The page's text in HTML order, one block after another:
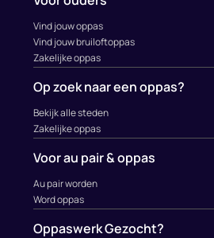
Vind jouw oppas
Vind jouw bruiloftoppas
Zakelijke oppas
Op zoek naar een oppas?
Bekijk alle steden
Zakelijke oppas
Voor au pair & oppas
Au pair worden
Word oppas
Oppaswerk Gezocht?